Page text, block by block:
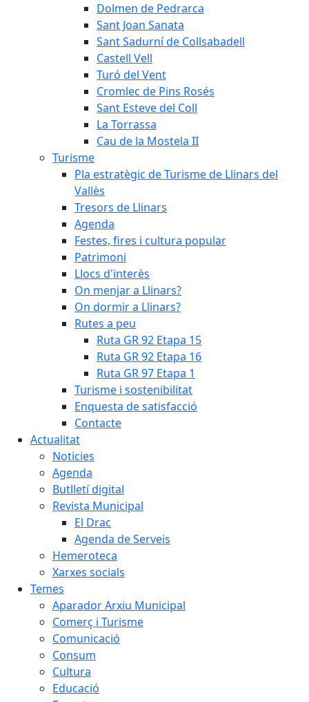
Dolmen de Pedrarca
Sant Joan Sanata
Sant Sadurní de Collsabadell
Castell Vell
Turó del Vent
Cromlec de Pins Rosés
Sant Esteve del Coll
La Torrassa
Cau de la Mostela II
Turisme
Pla estratègic de Turisme de Llinars del
Vallès
Tresors de Llinars
Agenda
Festes, fires i cultura popular
Patrimoni
Llocs d'interès
On menjar a Llinars?
On dormir a Llinars?
Rutes a peu
Ruta GR 92 Etapa 15
Ruta GR 92 Etapa 16
Ruta GR 97 Etapa 1
Turisme i sostenibilitat
Enquesta de satisfacció
Contacte
Actualitat
Noticies
Agenda
Butlletí digital
Revista Municipal
El Drac
Agenda de Serveis
Hemeroteca
Xarxes socials
Temes
Aparador Arxiu Municipal
Comerç i Turisme
Comunicació
Consum
Cultura
Educació